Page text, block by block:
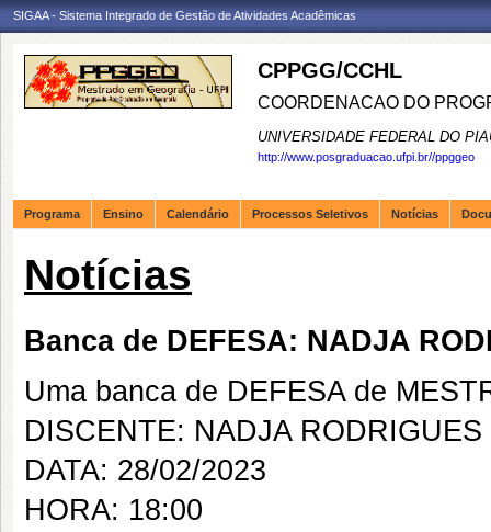
SIGAA - Sistema Integrado de Gestão de Atividades Acadêmicas
CPPGG/CCHL
COORDENACAO DO
UNIVERSIDADE FEDERAL DO
http://www.posgraduacao.ufpi.br//ppggeo
Programa Ensino Calendário Processos Seletivos Notícias
Notícias
Banca de DEFESA: NADJA
Uma banca de DEFESA de
DISCENTE: NADJA
DATA: 28/02/2023
HORA: 18:00